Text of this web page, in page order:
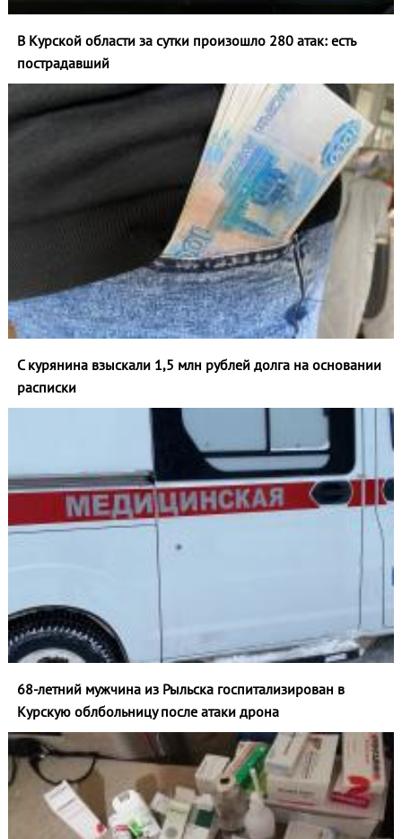
В Курской области за сутки произошло 280 атак: есть
пострадавший
С курянина взыскали 1,5 млн рублей долга на основании
расписки
68-летний мужчина из Рыльска госпитализирован в
Курскую облбольницу после атаки дрона